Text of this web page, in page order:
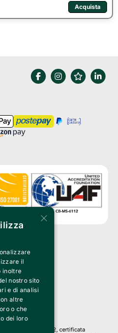
Acquista
Balsamo (MI)
riservati
Belive 6.2, certificata
×
il
inoltre
nostro sito
e di analisi
altre
o che
dei loro